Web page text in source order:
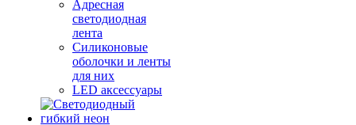
Адресная
светодиодная
лента
Силиконовые
оболочки и ленты
для них
LED аксессуары